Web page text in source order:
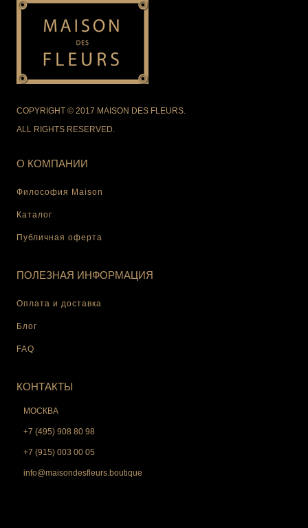
COPYRIGHT © 2017 MAISON DES FLEURS.
ALL RIGHTS RESERVED.
О КОМПАНИИ
Философия Maison
Каталог
Публичная оферта
ПОЛЕЗНАЯ ИНФОРМАЦИЯ
Оплата и доставка
Блог
FAQ
КОНТАКТЫ
МОСКВА
+7 (495) 908 80 98
+7 (915) 003 00 05
info@maisondesfleurs.boutique